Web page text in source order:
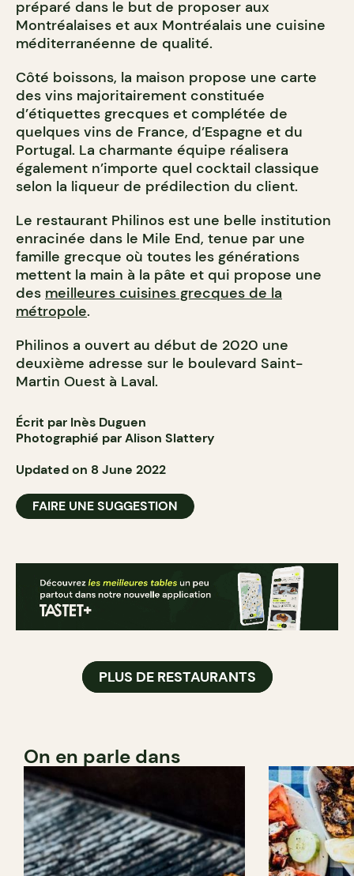
préparé dans le but de proposer aux
Montréalaises et aux Montréalais une cuisine
méditerranéenne de qualité.
Côté boissons, la maison propose une carte
des vins majoritairement constituée
d’étiquettes grecques et complétée de
quelques vins de France, d’Espagne et du
Portugal. La charmante équipe réalisera
également n’importe quel cocktail classique
selon la liqueur de prédilection du client.
Le restaurant Philinos est une belle institution
enracinée dans le Mile End, tenue par une
famille grecque où toutes les générations
mettent la main à la pâte et qui propose une
des meilleures cuisines grecques de la
métropole.
Philinos a ouvert au début de 2020 une
deuxième adresse sur le boulevard Saint-
Martin Ouest à Laval.
Écrit par Inès Duguen
Photographié par Alison Slattery
Updated on 8 June 2022
FAIRE UNE SUGGESTION
PLUS DE RESTAURANTS
On en parle dans